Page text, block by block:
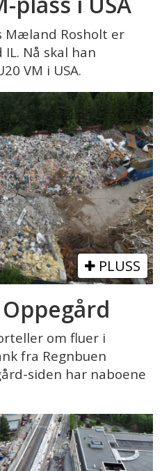
Mæland Rosholt er
Nå skal han
VM i USA.
PLUSS
om fluer i
fra Regnbuen
siden har naboene